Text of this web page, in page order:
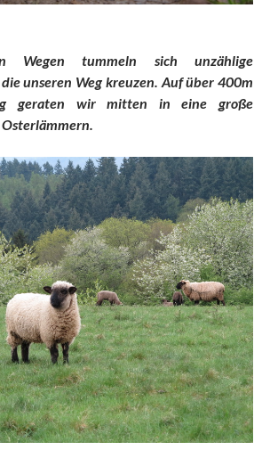
Wegen tummeln sich unzählige
unseren Weg kreuzen. Auf über 400m
geraten wir mitten in eine große